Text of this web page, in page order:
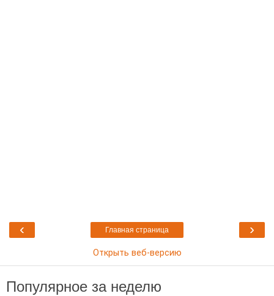
‹ ›
Главная страница
Открыть веб-версию
Популярное за неделю